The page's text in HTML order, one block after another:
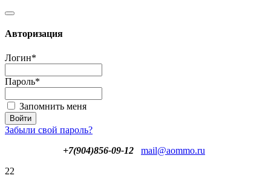
Авторизация
Логин*
Пароль*
Запомнить меня
Забыли свой пароль?
+7(904)856-09-12
mail@aommo.ru
22